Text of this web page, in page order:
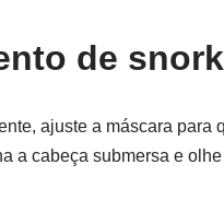
de
ajuste a máscara
a cabeça submersa e